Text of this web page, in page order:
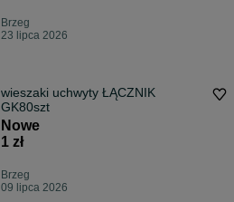
Brzeg
23 lipca 2026
wieszaki uchwyty ŁĄCZNIK
GK80szt
Nowe
1 zł
Brzeg
09 lipca 2026